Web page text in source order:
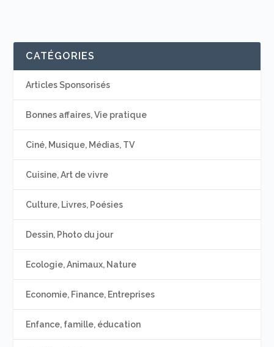
CATÉGORIES
Articles Sponsorisés
Bonnes affaires, Vie pratique
Ciné, Musique, Médias, TV
Cuisine, Art de vivre
Culture, Livres, Poésies
Dessin, Photo du jour
Ecologie, Animaux, Nature
Economie, Finance, Entreprises
Enfance, famille, éducation